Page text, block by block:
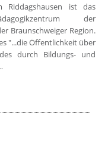
Riddagshausen ist das
der
Braunschweiger Region.
"...die Öffentlichkeit über
durch Bildungs- und